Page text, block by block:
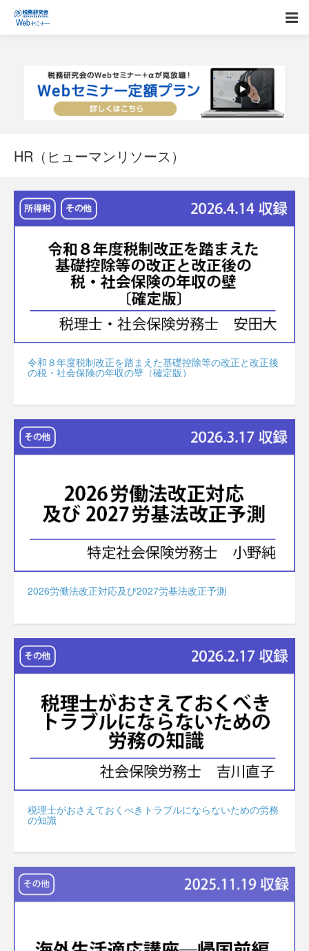
HR（ヒューマンリソース）
令和８年度税制改正を踏まえた基礎控除等の改正と改正後
の税・社会保険の年収の壁（確定版）
2026労働法改正対応及び2027労基法改正予測
税理士がおさえておくべきトラブルにならないための労務
の知識